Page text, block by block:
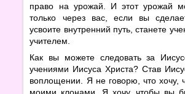
право на урожай. И этот урожай
только через вас, если вы
усвоите внутренний путь, станете
учителем.
Как вы можете следовать за
учениями Иисуса Христа? Став
воплощении. Я не говорю, что хочу,
моими клонами. Я хочу, чтобы вы